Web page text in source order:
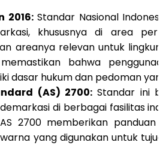
2016:Standar Nasional
khususnya di area
areanya relevan untuk
memastikan bahwa
dasar hukum dan pedoman
(AS) 2700: Standar ini
di berbagai fasilitas
2700 memberikan panduan
yang digunakan untuk